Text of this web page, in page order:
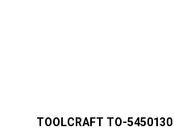
TOOLCRAFT TO-